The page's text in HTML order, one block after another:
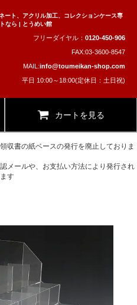
ート、アクリル加工、コレクションケース専
なら | とうめい館
フリーダイヤル： 0120-450-906
FAX:03-3600-8547
MAIL:info@toumeikan-shop.com
平日 10:00～18:00(定休日：土日祝)
カートを見る
収書の紙ベースの発行を廃止しておりま
メールや、お支払い方法により発行され
す